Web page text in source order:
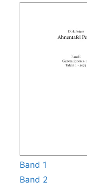
Band 1
Band 2